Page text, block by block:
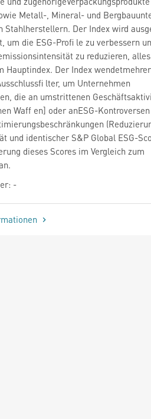
Metall-, Mineral- und
Stahlherstellern. Der Index wird
um die ESG-Profi le zu verbessern
zu reduzieren,
Hauptindex. Der Index
lter, um Unternehmen
die an umstrittenen
Waff en] oder anESG-
und identischer S&P Global ESG-
dieses Scores im Vergleich zum
-